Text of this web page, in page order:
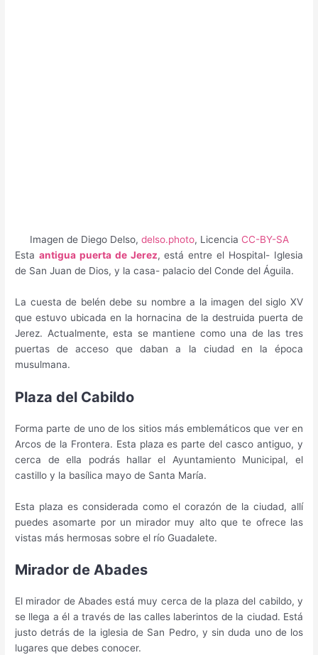
Imagen de Diego Delso, delso.photo, Licencia CC-BY-SA
Esta antigua puerta de Jerez, está entre el Hospital- Iglesia
de San Juan de Dios, y la casa- palacio del Conde del Águila.
La cuesta de belén debe su nombre a la imagen del siglo XV
que estuvo ubicada en la hornacina de la destruida puerta de
Jerez. Actualmente, esta se mantiene como una de las tres
puertas de acceso que daban a la ciudad en la época
musulmana.
Plaza del Cabildo
Forma parte de uno de los sitios más emblemáticos que ver en
Arcos de la Frontera. Esta plaza es parte del casco antiguo, y
cerca de ella podrás hallar el Ayuntamiento Municipal, el
castillo y la basílica mayo de Santa María.
Esta plaza es considerada como el corazón de la ciudad, allí
puedes asomarte por un mirador muy alto que te ofrece las
vistas más hermosas sobre el río Guadalete.
Mirador de Abades
El mirador de Abades está muy cerca de la plaza del cabildo, y
se llega a él a través de las calles laberintos de la ciudad. Está
justo detrás de la iglesia de San Pedro, y sin duda uno de los
lugares que debes conocer.